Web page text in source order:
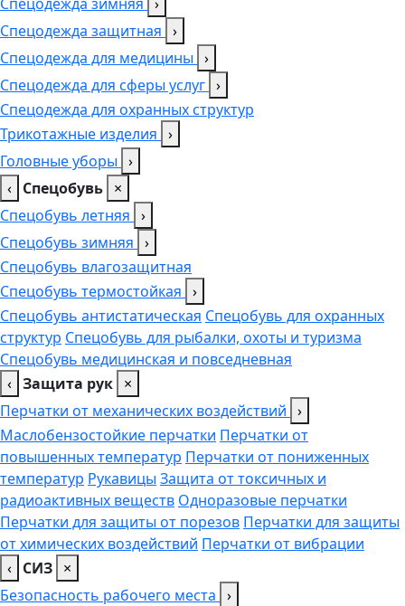
Спецодежда защитная ›
Спецодежда для медицины ›
Спецодежда для сферы услуг ›
Спецодежда для охранных структур
Трикотажные изделия ›
Головные уборы ›
‹ Спецобувь ×
Спецобувь летняя ›
Спецобувь зимняя ›
Спецобувь влагозащитная
Спецобувь термостойкая ›
Спецобувь антистатическая Спецобувь для охранных
структур Спецобувь для рыбалки, охоты и туризма
Спецобувь медицинская и повседневная
‹ Защита рук ×
Перчатки от механических воздействий ›
Маслобензостойкие перчатки Перчатки от
повышенных температур Перчатки от пониженных
температур Рукавицы Защита от токсичных и
радиоактивных веществ Одноразовые перчатки
Перчатки для защиты от порезов Перчатки для защиты
от химических воздействий Перчатки от вибрации
‹ СИЗ ×
Безопасность рабочего места ›